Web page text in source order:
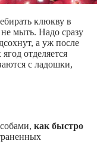
клюкву в
мыть. Надо сразу
а уж после
отделяется
с ладошки,
как быстро